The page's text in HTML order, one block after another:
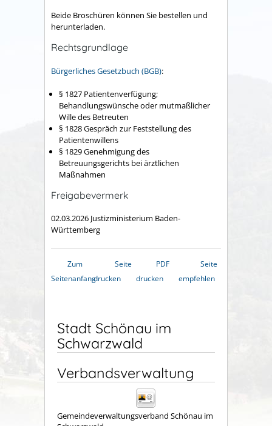
Beide Broschüren können Sie bestellen und
herunterladen.
Rechtsgrundlage
Bürgerliches Gesetzbuch (BGB):
§ 1827 Patientenverfügung;
Behandlungswünsche oder mutmaßlicher
Wille des Betreuten
§ 1828 Gespräch zur Feststellung des
Patientenwillens
§ 1829 Genehmigung des
Betreuungsgerichts bei ärztlichen
Maßnahmen
Freigabevermerk
02.03.2026 Justizministerium Baden-
Württemberg
Zum
Seitenanfang
Seite
drucken
PDF
drucken
Seite
empfehlen
Stadt Schönau im
Schwarzwald
Verbandsverwaltung
Gemeindeverwaltungsverband Schönau im